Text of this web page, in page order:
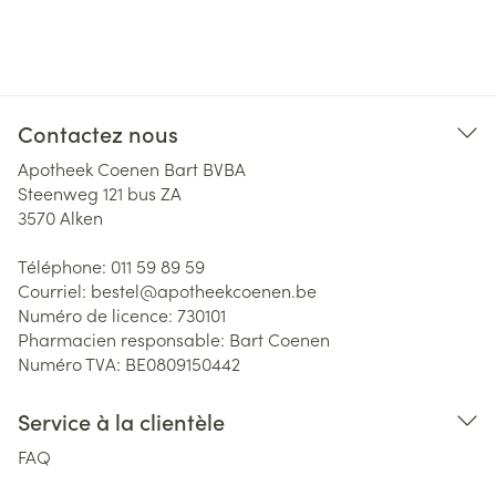
Contactez nous
Apotheek Coenen Bart BVBA
Steenweg 121 bus ZA
3570Alken
Téléphone: 011 59 89 59
Courriel: bestel@apotheekcoenen.be
Numéro de licence: 730101
Pharmacien responsable: Bart Coenen
Numéro TVA: BE0809150442
Service à la clientèle
FAQ